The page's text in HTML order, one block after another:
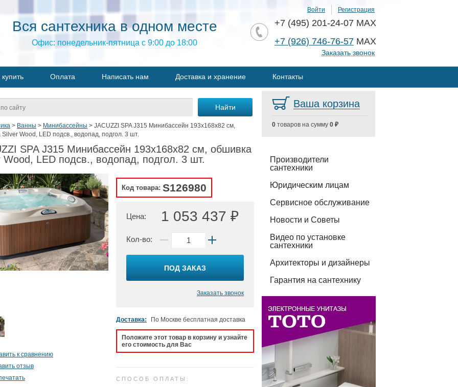
Вся сантехника в одном месте
Офис: понедельник-пятница с 9:00 до 18:00
Войти Регистрация
+7 (495) 201-24-07 MAX
+7 (926) 746-76-57 MAX
Заказать звонок
купить Оплата Написать нам Доставка и хранение Контакты
> Ванны > Минибассейны > JACUZZI SPA J315 Минибассейн 193х168х82 см,
Wood, LED подсв., водопад, подгол. 3 шт.
SPA J315 Минибассейн 193х168х82 см, обшивка
Wood, LED подсв., водопад, подгол. 3 шт.
к сравнению
отзыв
Код товара: S126980
Цена: 1 053 437 ₽
Кол-во:
ПОД ЗАКАЗ
Заказать звонок
Доставка: По Москве бесплатная доставка
Положите этот товар в корзину и узнайте
его стоимость для Вас
СПОСОБ ОПЛАТЫ:
Ваша корзина
0 товаров на сумму 0 ₽
Производители
сантехники
Юридическим лицам
Сервисное обслуживание
Новости и Советы
Видео по установке
сантехники
Архитекторы и дизайнеры
Гарантия на сантехнику